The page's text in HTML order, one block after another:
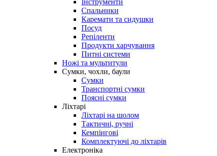
Спальники
Каремати та сидушки
Посуд
Репіленти
Продукти харчування
Питні системи
Ножі та мультитули
Сумки, чохли, баули
Сумки
Транспортні сумки
Поясні сумки
Ліхтарі
Ліхтарі на шолом
Тактичні, ручні
Кемпінгові
Комплектуючі до ліхтарів
Електроніка